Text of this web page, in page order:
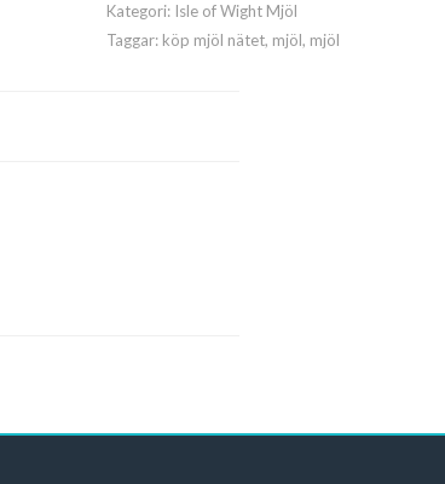
Kategori: Isle of Wight Mjöl
Taggar: köp mjöl nätet, mjöl, mjöl